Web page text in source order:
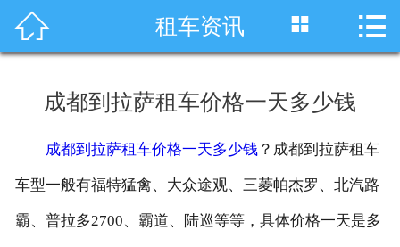
 首页
川藏线租车
服务项目
 租车资讯  
成都到拉萨租车价格一天多少钱
成都到拉萨租车价格一天多少钱？成都到拉萨租车
车型一般有福特猛禽、大众途观、三菱帕杰罗、北汽路
霸、普拉多2700、霸道、陆巡等等，具体价格一天是多